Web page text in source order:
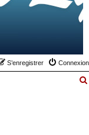
Connexion
S’enregistrer